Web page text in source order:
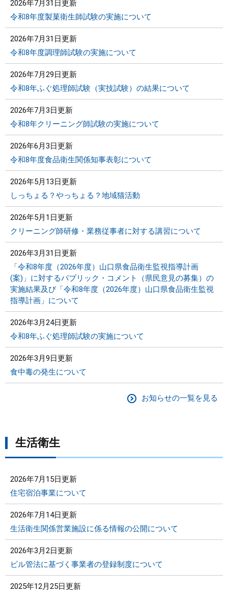
2026年7月31日更新
令和8年度製菓衛生師試験の実施について
2026年7月31日更新
令和8年度調理師試験の実施について
2026年7月29日更新
令和8年ふぐ処理師試験（実技試験）の結果について
2026年7月3日更新
令和8年クリーニング師試験の実施について
2026年6月3日更新
令和8年度食品衛生関係知事表彰について
2026年5月13日更新
しっちょる？やっちょる？地域猫活動
2026年5月1日更新
クリーニング師研修・業務従事者に対する講習について
2026年3月31日更新
「令和8年度（2026年度）山口県食品衛生監視指導計画
(案)」に対するパブリック・コメント（県民意見の募集）の
実施結果及び「令和8年度（2026年度）山口県食品衛生監視
指導計画」について
2026年3月24日更新
令和8年ふぐ処理師試験の実施について
2026年3月9日更新
食中毒の発生について
お知らせの一覧を見る
生活衛生
2026年7月15日更新
住宅宿泊事業について
2026年7月14日更新
生活衛生関係営業施設に係る情報の公開について
2026年3月2日更新
ビル管法に基づく事業者の登録制度について
2025年12月25日更新